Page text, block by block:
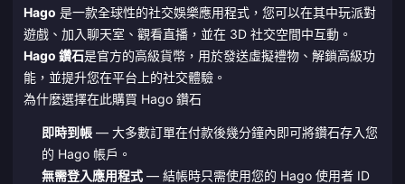
Hago 是一款全球性的社交娛樂應用程式，您可以在其中玩派對
遊戲、加入聊天室、觀看直播，並在 3D 社交空間中互動。
Hago 鑽石是官方的高級貨幣，用於發送虛擬禮物、解鎖高級功
能，並提升您在平台上的社交體驗。
為什麼選擇在此購買 Hago 鑽石
即時到帳— 大多數訂單在付款後幾分鐘內即可將鑽石存入您
的 Hago 帳戶。
無需登入應用程式— 結帳時只需使用您的 Hago 使用者 ID